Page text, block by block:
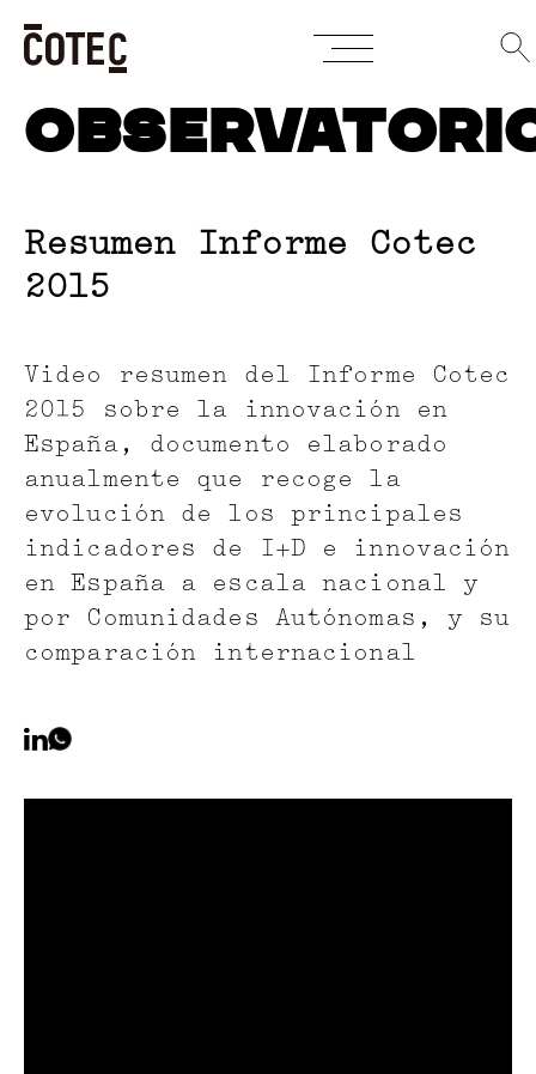
Skip
content
Resumen Informe Cotec
2015
Video resumen del Informe Cotec
2015 sobre la innovación en
España, documento elaborado
anualmente que recoge la
evolución de los principales
indicadores de I+D e innovación
en España a escala nacional y
por Comunidades Autónomas, y su
comparación internacional